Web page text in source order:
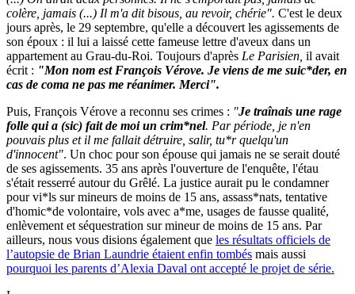
colère, jamais (...) Il m'a dit bisous, au revoir, chérie". C'est le deux
jours après, le 29 septembre, qu'elle a découvert les agissements de
son époux : il lui a laissé cette fameuse lettre d'aveux dans un
appartement au Grau-du-Roi. Toujours d'après Le Parisien, il avait
écrit : "Mon nom est François Vérove. Je viens de me suic*der, en
cas de coma ne pas me réanimer. Merci".
Puis, François Vérove a reconnu ses crimes : "Je traînais une rage
folle qui a (sic) fait de moi un crim*nel. Par période, je n'en
pouvais plus et il me fallait détruire, salir, tu*r quelqu'un
d'innocent". Un choc pour son épouse qui jamais ne se serait douté
de ses agissements. 35 ans après l'ouverture de l'enquête, l'étau
s'était resserré autour du Grêlé. La justice aurait pu le condamner
pour vi*ls sur mineurs de moins de 15 ans, assass*nats, tentative
d'homic*de volontaire, vols avec a*me, usages de fausse qualité,
enlèvement et séquestration sur mineur de moins de 15 ans. Par
ailleurs, nous vous disions également que les résultats officiels de
l’autopsie de Brian Laundrie étaient enfin tombés mais aussi
pourquoi les parents d’Alexia Daval ont accepté le projet de série.